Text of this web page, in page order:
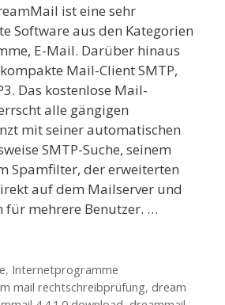
ist eine sehr
Software aus den Kategorien
E-Mail. Darüber hinaus
Mail-Client SMTP,
Das kostenlose Mail-
alle gängigen
mit seiner automatischen
SMTP-Suche, seinem
Spamfilter, der erweiterten
auf dem Mailserver und
für mehrere Benutzer. …
, Internetprogramme
mail rechtschreibprüfung, dream